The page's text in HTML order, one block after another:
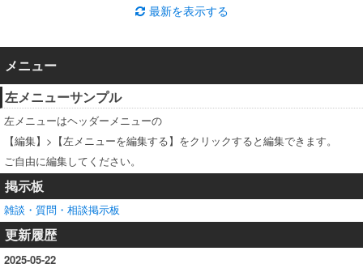
最新を表示する
メニュー
左メニューサンプル
左メニューはヘッダーメニューの
【編集】>【左メニューを編集する】をクリックすると編集できます。
ご自由に編集してください。
掲示板
雑談・質問・相談掲示板
更新履歴
2025-05-22